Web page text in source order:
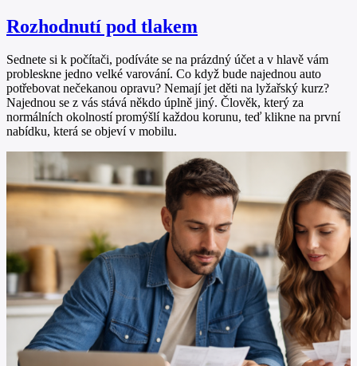
Rozhodnutí pod tlakem
Sednete si k počítači, podíváte se na prázdný účet a v hlavě vám
probleskne jedno velké varování. Co když bude najednou auto
potřebovat nečekanou opravu? Nemají jet děti na lyžařský kurz?
Najednou se z vás stává někdo úplně jiný. Člověk, který za
normálních okolností promýšlí každou korunu, teď klikne na první
nabídku, která se objeví v mobilu.